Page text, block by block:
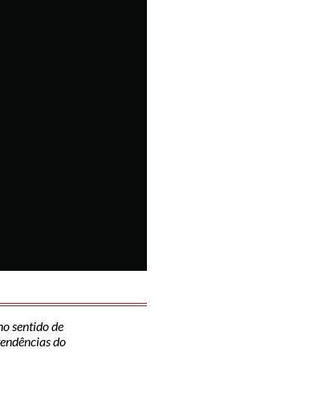
sentido de
do